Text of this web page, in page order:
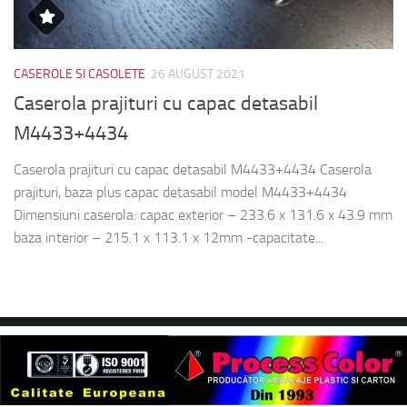
CASEROLE SI CASOLETE 26 AUGUST 2021
Caserola prajituri cu capac detasabil
M4433+4434
Caserola prajituri cu capac detasabil M4433+4434 Caserola
prajituri, baza plus capac detasabil model M4433+4434
Dimensiuni caserola: capac exterior – 233.6 x 131.6 x 43.9 mm
baza interior – 215.1 x 113.1 x 12mm -capacitate...